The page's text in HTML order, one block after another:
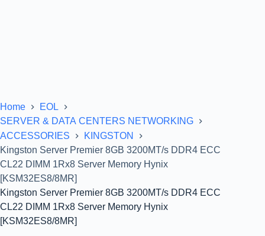
Home
EOL
SERVER & DATA CENTERS NETWORKING
ACCESSORIES
KINGSTON
Kingston Server Premier 8GB 3200MT/s DDR4 ECC
CL22 DIMM 1Rx8 Server Memory Hynix
[KSM32ES8/8MR]
Kingston Server Premier 8GB 3200MT/s DDR4 ECC
CL22 DIMM 1Rx8 Server Memory Hynix
[KSM32ES8/8MR]